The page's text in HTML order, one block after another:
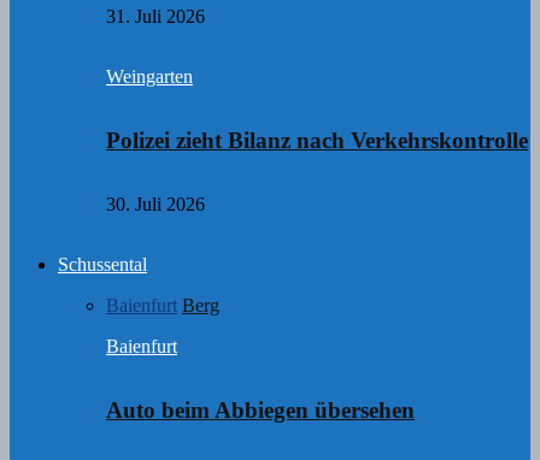
31. Juli 2026
Weingarten
Polizei zieht Bilanz nach Verkehrskontrolle
30. Juli 2026
Schussental
Baienfurt Berg
Baienfurt
Auto beim Abbiegen übersehen